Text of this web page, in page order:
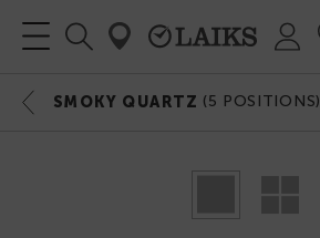
SMOKY QUARTZ (5 POSITIONS)